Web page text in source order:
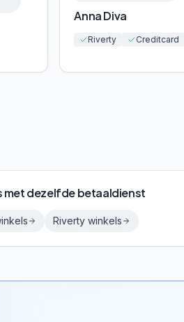
Anna Diva
Riverty Creditcard
met dezelfde betaaldienst
Riverty winkels